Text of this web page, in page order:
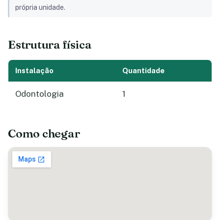
própria unidade.
Estrutura física
Instalação Quantidade
Odontologia 1
Como chegar